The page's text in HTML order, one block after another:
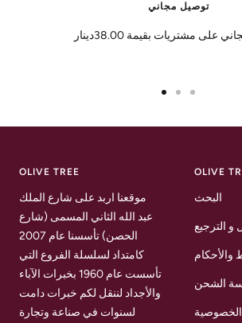
توصيل مجاني
على مشتريات بقيمة 38.00دينار
OLIVE TREE
موقعنا اربد على شارع الملك
عبد الله الثاني المسمى (شارع
الحصن) تأسسنا عام 2007
كامتداد لسلسلة الفروع التي
تأسست عام 1960 بخبرات الآباء
والأجداد لننقل لكم خبرات دامت
لسنوات في صناعة وتجارة
OLIVE
البحث
و الترجيع
والأحكام
الشحن